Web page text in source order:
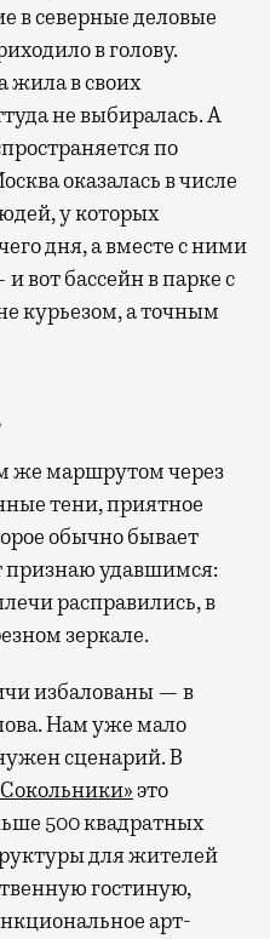
в северные деловые
в голову.
жила в своих
не выбиралась. А
по
оказалась в числе
у которых
дня, а вместе с ними
вот бассейн в парке с
курьезом, а точным
же маршрутом через
тени, приятное
обычно бывает
признаю удавшимся:
расправились, в
зеркале.
избалованы — в
Нам уже мало
сценарий. В
это
500 квадратных
для жителей
гостиную,
арт-